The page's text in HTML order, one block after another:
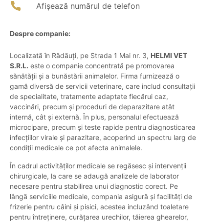
Afișează numărul de telefon
Despre companie:
Localizată în Rădăuți, pe Strada 1 Mai nr. 3, HELMI VET
S.R.L. este o companie concentrată pe promovarea
sănătății și a bunăstării animalelor. Firma furnizează o
gamă diversă de servicii veterinare, care includ consultații
de specialitate, tratamente adaptate fiecărui caz,
vaccinări, precum și proceduri de deparazitare atât
internă, cât și externă. În plus, personalul efectuează
microcipare, precum și teste rapide pentru diagnosticarea
infecțiilor virale și parazitare, acoperind un spectru larg de
condiții medicale ce pot afecta animalele.
În cadrul activităților medicale se regăsesc și intervenții
chirurgicale, la care se adaugă analizele de laborator
necesare pentru stabilirea unui diagnostic corect. Pe
lângă serviciile medicale, compania asigură și facilități de
frizerie pentru câini și pisici, acestea incluzând toaletare
pentru întreținere, curățarea urechilor, tăierea ghearelor,